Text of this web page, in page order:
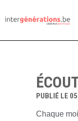
PUBLIÉ LE
Chaque